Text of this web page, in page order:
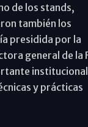
de los stands,
también los
presidida por la
general de la
y prácticas